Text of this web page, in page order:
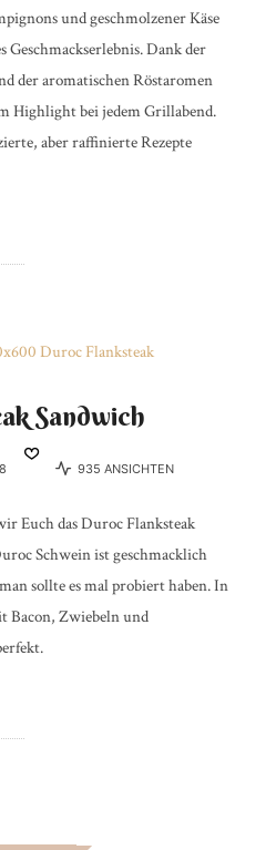
und geschmolzener Käse
Geschmackserlebnis. Dank der
der aromatischen Röstaromen
Highlight bei jedem Grillabend.
aber raffinierte Rezepte
Sandwich
935 ANSICHTEN
Euch das Duroc Flanksteak
Schwein ist geschmacklich
sollte es mal probiert haben. In
Bacon, Zwiebeln und